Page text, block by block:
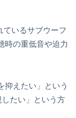
いるサブウーフ
時の重低音や迫力
抑えたい」という
たい」という方